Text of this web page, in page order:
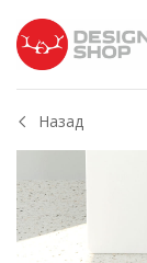
Назад